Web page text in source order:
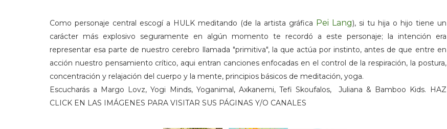
Como personaje central escogí a HULK meditando (de la artista gráfica Pei Lang), si tu hija o hijo tiene un
carácter más explosivo seguramente en algún momento te recordó a este personaje; la intención era
representar esa parte de nuestro cerebro llamada "primitiva", la que actúa por instinto, antes de que entre en
acción nuestro pensamiento crítico, aqui entran canciones enfocadas en el control de la respiración, la postura,
concentración y relajación del cuerpo y la mente, principios básicos de meditación, yoga.
Escucharás a Margo Lovz, Yogi Minds, Yoganimal, Axkanemi, Tefi Skoufalos, Juliana & Bamboo Kids.
HAZ
CLICK EN LAS IMÁGENES PARA VISITAR SUS PÁGINAS Y/O CANALES